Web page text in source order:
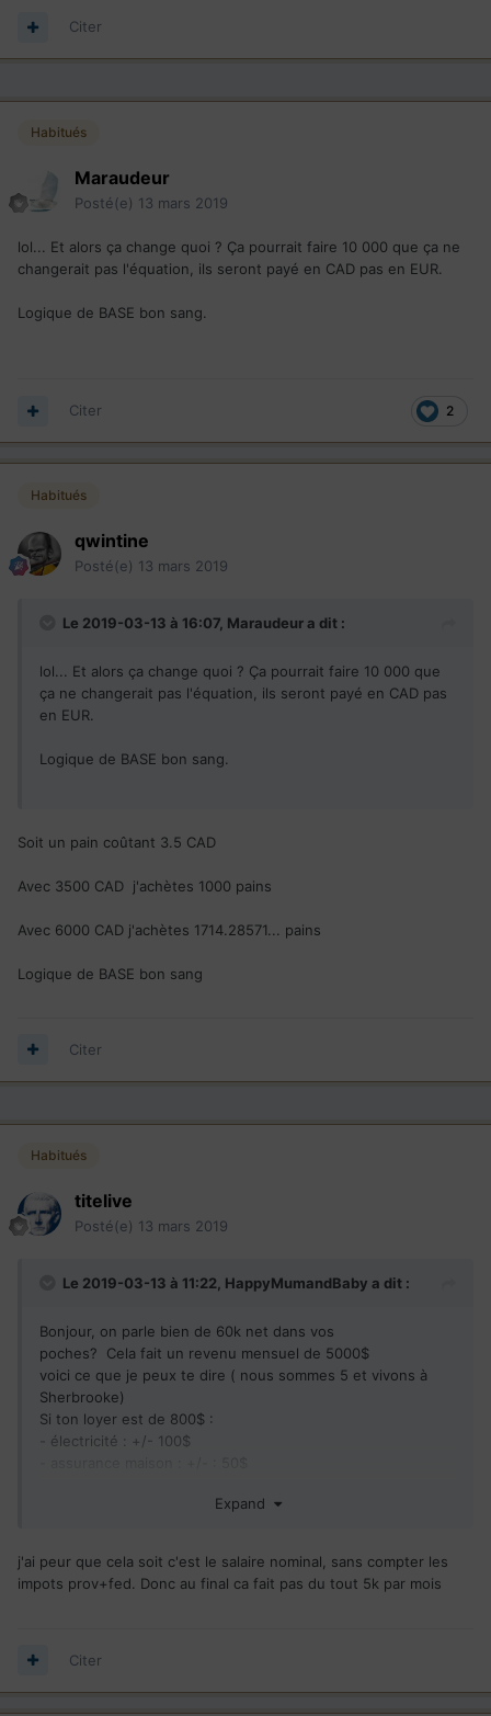
Citer
Habitués
Maraudeur
Posté(e) 13 mars 2019
lol... Et alors ça change quoi ? Ça pourrait faire 10 000 que ça ne
changerait pas l'équation, ils seront payé en CAD pas en EUR.
Logique de BASE bon sang.
2
Citer
Habitués
qwintine
Posté(e) 13 mars 2019
Le 2019-03-13 à 16:07, Maraudeura dit :
lol... Et alors ça change quoi ? Ça pourrait faire 10 000 que
ça ne changerait pas l'équation, ils seront payé en CAD pas
en EUR.
Logique de BASE bon sang.
Soit un pain coûtant 3.5 CAD
Avec 3500 CAD j'achètes 1000 pains
Avec 6000 CAD j'achètes 1714.28571... pains
Logique de BASE bon sang
Citer
Habitués
titelive
Posté(e) 13 mars 2019
Le 2019-03-13 à 11:22, HappyMumandBaby a dit :
Bonjour, on parle bien de 60k net dans vos
poches? Cela fait un revenu mensuel de 5000$
voici ce que je peux te dire ( nous sommes 5 et vivons à
Sherbrooke)
Si ton loyer est de 800$ :
- électricité : +/- 100$
: 30$
- ajoute les forfaits internet et télécommunications autour
de 250$ chez Vidéotron avec de bons forfaits
dirais qu’il vous resterai +/- 3000$ pour vivre et c’est un bon
Expand
j'ai peur que cela soit c'est le salaire nominal, sans compter les
impots prov+fed. Donc au final ca fait pas du tout 5k par mois
Citer